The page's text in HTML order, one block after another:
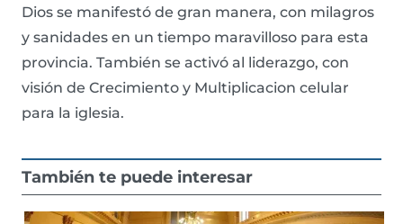
Dios se manifestó de gran manera, con milagros
y sanidades en un tiempo maravilloso para esta
provincia. También se activó al liderazgo, con
visión de Crecimiento y Multiplicacion celular
para la iglesia.
También te puede interesar